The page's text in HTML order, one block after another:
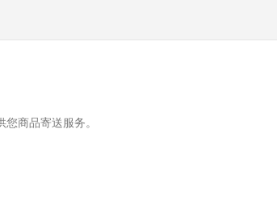
商品寄送服务。